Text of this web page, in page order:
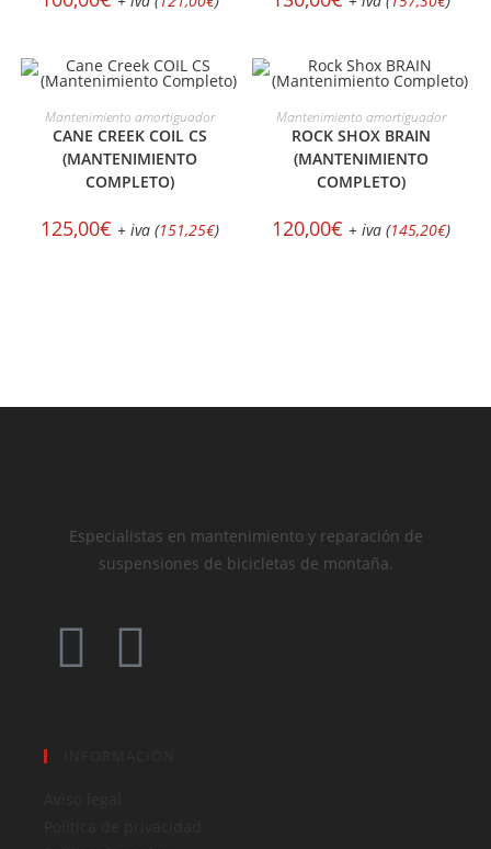
SELECCIONAR OPCIONES
Mantenimiento amortiguador
CANE CREEK COIL CS
(MANTENIMIENTO
COMPLETO)
125,00€ + iva (151,25€)
SELECCIONAR OPCIONES
Mantenimiento amortiguador
ROCK SHOX BRAIN
(MANTENIMIENTO
COMPLETO)
120,00€ + iva (145,20€)
Especialistas en mantenimiento y reparación de
suspensiones de bicicletas de montaña.